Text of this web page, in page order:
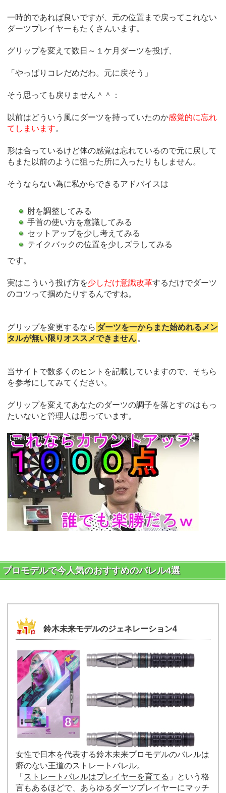
一時的であれば良いですが、元の位置まで戻ってこれない
ダーツプレイヤーもたくさんいます。
グリップを変えて数日～１ケ月ダーツを投げ、
「やっぱりコレだめだわ。元に戻そう」
そう思っても戻りません＾＾：
以前はどういう風にダーツを持っていたのか感覚的に忘れ
てしまいます。
形は合っているけど体の感覚は忘れているので元に戻して
もまた以前のように狙った所に入ったりもしません。
そうならない為に私からできるアドバイスは
肘を調整してみる
手首の使い方を意識してみる
セットアップを少し考えてみる
テイクバックの位置を少しズラしてみる
です。
実はこういう投げ方を少しだけ意識改革するだけでダーツ
のコツって掴めたりするんですね。
グリップを変更するなら ダーツを一からまた始めれるメン
タルが無い限りオススメできません 。
当サイトで数多くのヒントを記載していますので、そちら
を参考にしてみてください。
グリップを変えてあなたのダーツの調子を落とすのはもっ
たいないと管理人は思っています。
プロモデルで今人気のおすすめのバレル4選
鈴木未来モデルのジェネレーション4
女性で日本を代表する鈴木未来プロモデルのバレルは
癖のない王道のストレートバレル。
「 ストレートバレルはプレイヤーを育てる 」という格
言もあるほどで、あらゆるダーツプレイヤーにマッチ